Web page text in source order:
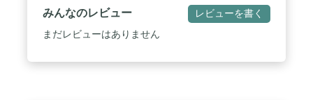
トートにもショルダーにもなる2WAYバッグはアウ
トドアに精通したノースフェイスならではのアイテ
ム。
みんなのレビュー レビューを書く
まだレビューはありません